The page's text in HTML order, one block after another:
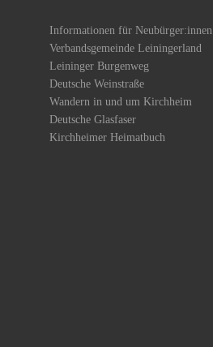
Informationen für Neubürger:innen
Verbandsgemeinde Leiningerland
Leininger Burgenweg
Deutsche Weinstraße
Wandern in und um Kirchheim
Deutsche Glasfaser
Kirchheimer Heimatbuch